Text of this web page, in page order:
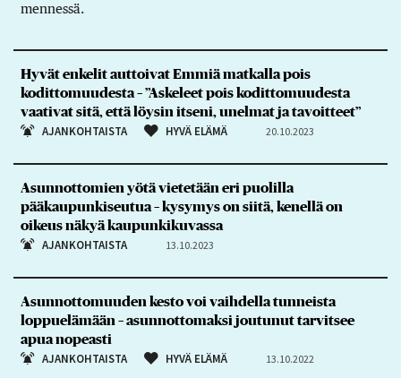
mennessä.
Hyvät enkelit auttoivat Emmiä matkalla pois
kodittomuudesta – ”Askeleet pois kodittomuudesta
vaativat sitä, että löysin itseni, unelmat ja tavoitteet”
AJANKOHTAISTA HYVÄ ELÄMÄ 20.10.2023
Asunnottomien yötä vietetään eri puolilla
pääkaupunkiseutua – kysymys on siitä, kenellä on
oikeus näkyä kaupunkikuvassa
AJANKOHTAISTA 13.10.2023
Asunnottomuuden kesto voi vaihdella tunneista
loppuelämään – asunnottomaksi joutunut tarvitsee
apua nopeasti
AJANKOHTAISTA HYVÄ ELÄMÄ 13.10.2022